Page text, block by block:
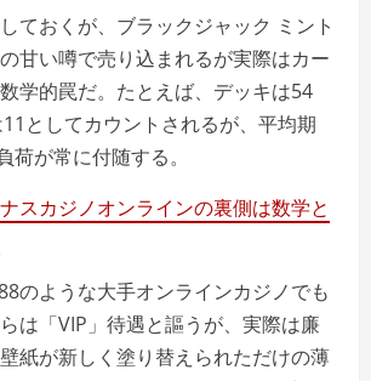
ておくが、ブラックジャック ミント
甘い噂で売り込まれるが実際はカー
学的罠だ。たとえば、デッキは54
としてカウントされるが、平均期
荷が常に付随する。
スカジノオンラインの裏側は数学と
のような大手オンラインカジノでも
は「VIP」待遇と謳うが、実際は廉
紙が新しく塗り替えられただけの薄